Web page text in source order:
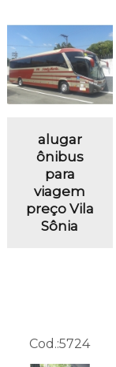
alugar
ônibus
para
viagem
preço Vila
Sônia
Cod.:5724